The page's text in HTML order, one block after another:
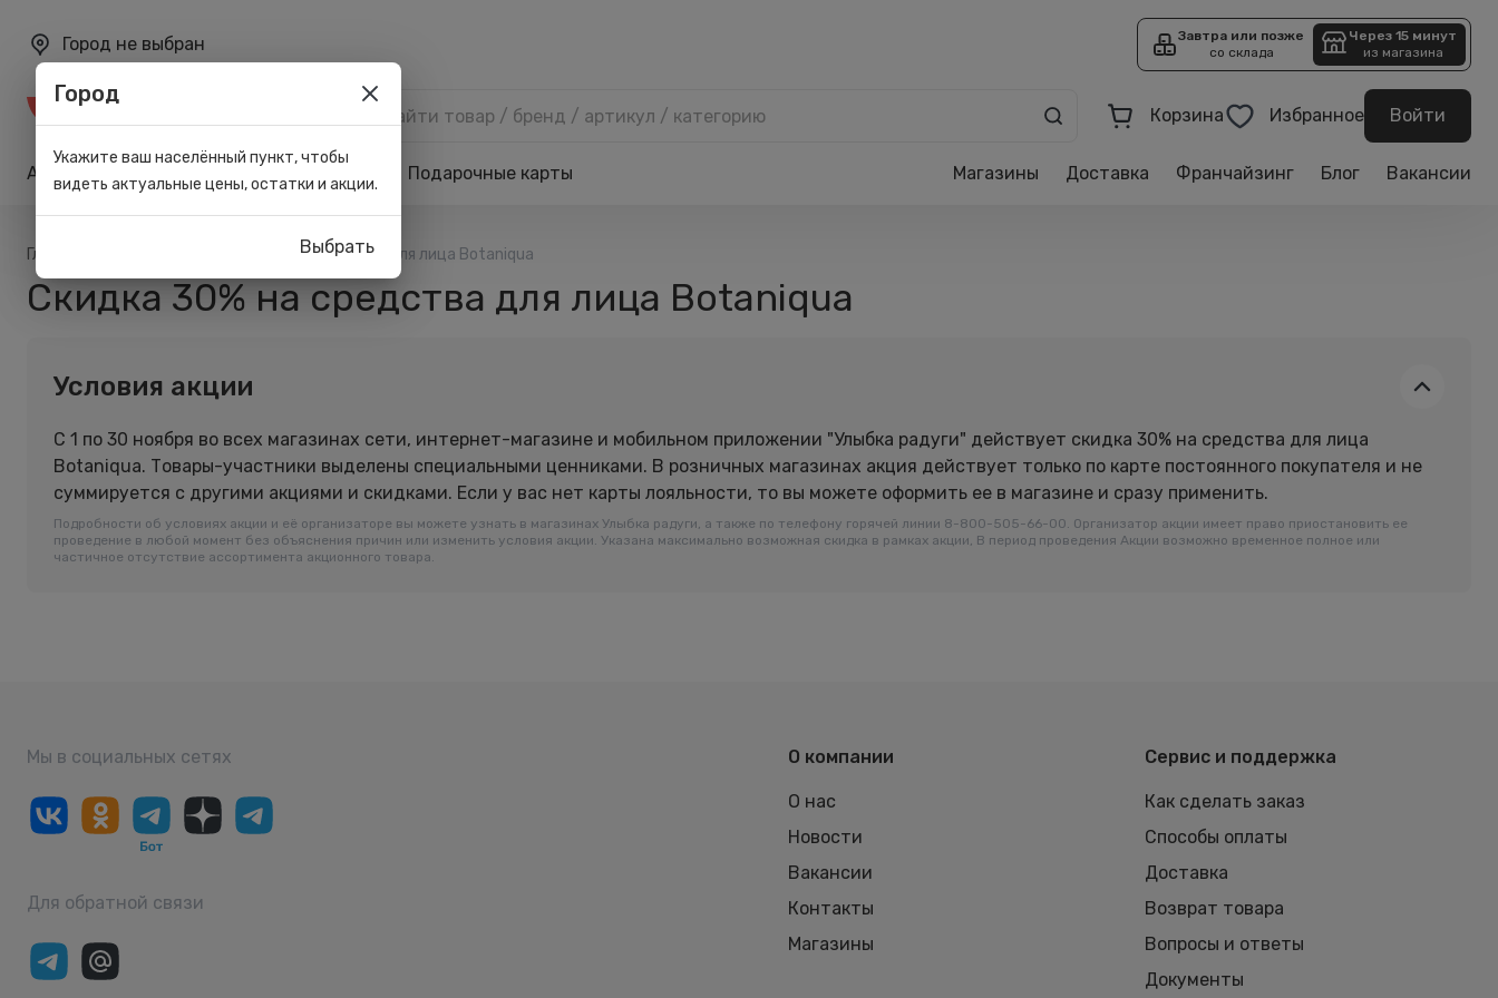
Город не выбран
Завтра или позже
со склада
Через 15 минут
из магазина
Корзина Избранное Войти
Акции Карта лояльности Подарочные карты Магазины Доставка Франчайзинг Блог Вакансии
Главная Скидка 30% на средства для лица Botaniqua
Скидка 30% на средства для лица Botaniqua
Условия акции
С 1 по 30 ноября во всех магазинах сети, интернет-магазине и мобильном приложении "Улыбка радуги" действует скидка 30% на средства для лица
Botaniqua. Товары-участники выделены специальными ценниками. В розничных магазинах акция действует только по карте постоянного покупателя и не
суммируется с другими акциями и скидками. Если у вас нет карты лояльности, то вы можете оформить ее в магазине и сразу применить.
Подробности об условиях акции и её организаторе вы можете узнать в магазинах Улыбка радуги, а также по телефону горячей линии 8-800-505-66-00. Организатор акции имеет право приостановить ее
проведение в любой момент без объяснения причин или изменить условия акции. Указана максимально возможная скидка в рамках акции, В период проведения Акции возможно временное полное или
частичное отсутствие ассортимента акционного товара.
Мы в социальных сетях
Для обратной связи
О компании
О нас
Новости
Вакансии
Контакты
Магазины
Сервис и поддержка
Как сделать заказ
Способы оплаты
Доставка
Возврат товара
Вопросы и ответы
Документы
Город
Укажите ваш населённый пункт, чтобы
видеть актуальные цены, остатки и акции.
Выбрать